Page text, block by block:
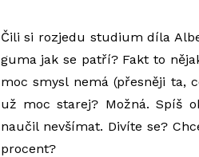
Čili si rozjedu studium díla
guma jak se patří? Fakt to
moc smysl nemá (přesněji ta,
už moc starej? Možná. Spíš
naučil nevšímat. Divíte se?
procent?